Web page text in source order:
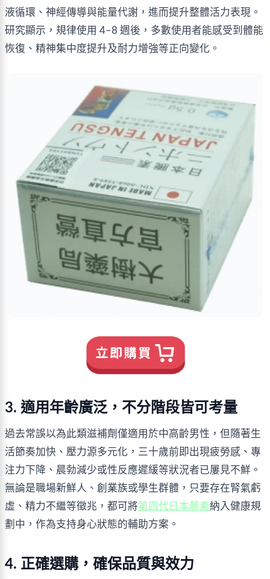
液循環、神經傳導與能量代謝，進而提升整體活力表現。
研究顯示，規律使用 4–8 週後，多數使用者能感受到體能
恢復、精神集中度提升及耐力增強等正向變化。
3. 適用年齡廣泛，不分階段皆可考量
過去常誤以為此類滋補劑僅適用於中高齡男性，但隨著生
活節奏加快、壓力源多元化，三十歲前即出現疲勞感、專
注力下降、晨勃減少或性反應遲緩等狀況者已屢見不鮮。
無論是職場新鮮人、創業族或學生群體，只要存在腎氣虧
虛、精力不繼等徵兆，都可將第四代日本藤素納入健康規
劃中，作為支持身心狀態的輔助方案。
4. 正確選購，確保品質與效力